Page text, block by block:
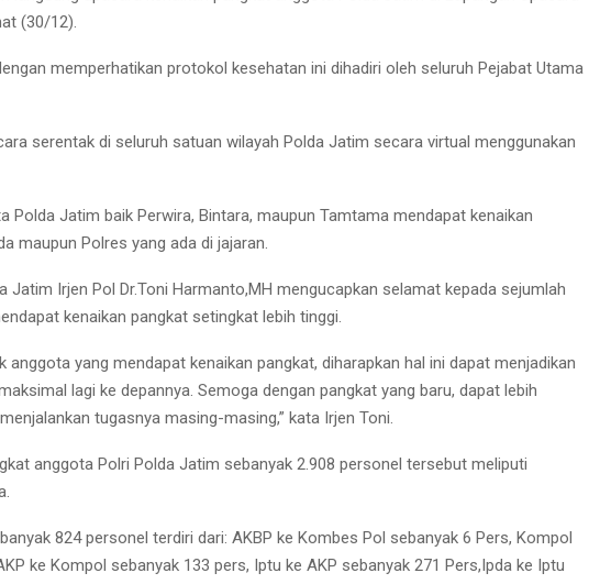
(30/12).
memperhatikan protokol kesehatan ini dihadiri oleh seluruh Pejabat Utama
serentak di seluruh satuan wilayah Polda Jatim secara virtual menggunakan
Polda Jatim baik Perwira, Bintara, maupun Tamtama mendapat kenaikan
maupun Polres yang ada di jajaran.
Jatim Irjen Pol Dr.Toni Harmanto,MH mengucapkan selamat kepada sejumlah
kenaikan pangkat setingkat lebih tinggi.
anggota yang mendapat kenaikan pangkat, diharapkan hal ini dapat menjadikan
lagi ke depannya. Semoga dengan pangkat yang baru, dapat lebih
tugasnya masing-masing,” kata Irjen Toni.
anggota Polri Polda Jatim sebanyak 2.908 personel tersebut meliputi
824 personel terdiri dari: AKBP ke Kombes Pol sebanyak 6 Pers, Kompol
ke Kompol sebanyak 133 pers, Iptu ke AKP sebanyak 271 Pers,Ipda ke Iptu